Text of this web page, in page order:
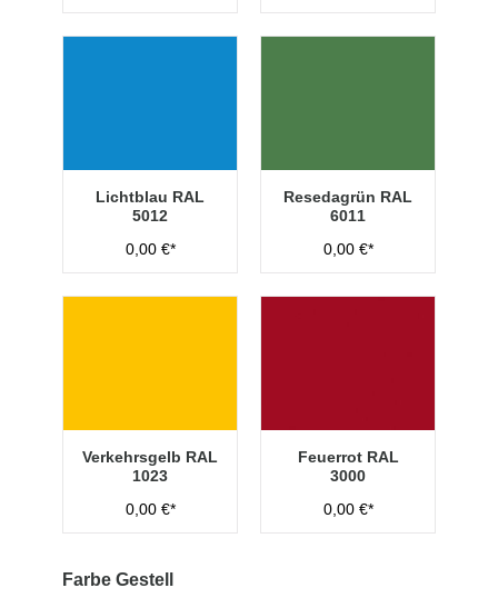
Lichtblau RAL
5012
0,00 €*
Resedagrün RAL
6011
0,00 €*
Verkehrsgelb RAL
1023
0,00 €*
Feuerrot RAL
3000
0,00 €*
Farbe Gestell